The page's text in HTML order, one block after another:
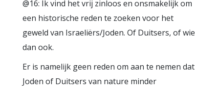
@16: Ik vind het vrij zinloos en onsmakelijk om
een historische reden te zoeken voor het
geweld van Israeliërs/Joden. Of Duitsers, of wie
dan ook.
Er is namelijk geen reden om aan te nemen dat
Joden of Duitsers van nature minder